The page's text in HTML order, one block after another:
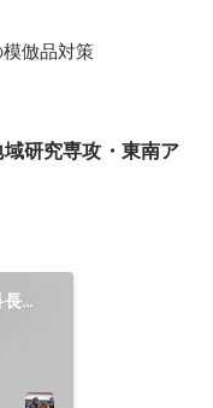
倣品対策
研究専攻・東南ア
長